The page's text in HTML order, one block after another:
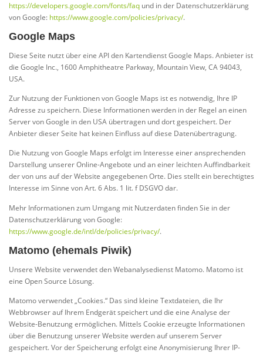
https://developers.google.com/fonts/faq und in der Datenschutzerklärung
von Google: https://www.google.com/policies/privacy/.
Google Maps
Diese Seite nutzt über eine API den Kartendienst Google Maps. Anbieter ist
die Google Inc., 1600 Amphitheatre Parkway, Mountain View, CA 94043,
USA.
Zur Nutzung der Funktionen von Google Maps ist es notwendig, Ihre IP
Adresse zu speichern. Diese Informationen werden in der Regel an einen
Server von Google in den USA übertragen und dort gespeichert. Der
Anbieter dieser Seite hat keinen Einfluss auf diese Datenübertragung.
Die Nutzung von Google Maps erfolgt im Interesse einer ansprechenden
Darstellung unserer Online-Angebote und an einer leichten Auffindbarkeit
der von uns auf der Website angegebenen Orte. Dies stellt ein berechtigtes
Interesse im Sinne von Art. 6 Abs. 1 lit. f DSGVO dar.
Mehr Informationen zum Umgang mit Nutzerdaten finden Sie in der
Datenschutzerklärung von Google:
https://www.google.de/intl/de/policies/privacy/.
Matomo (ehemals Piwik)
Unsere Website verwendet den Webanalysedienst Matomo. Matomo ist
eine Open Source Lösung.
Matomo verwendet „Cookies.“ Das sind kleine Textdateien, die Ihr
Webbrowser auf Ihrem Endgerät speichert und die eine Analyse der
Website-Benutzung ermöglichen. Mittels Cookie erzeugte Informationen
über die Benutzung unserer Website werden auf unserem Server
gespeichert. Vor der Speicherung erfolgt eine Anonymisierung Ihrer IP-